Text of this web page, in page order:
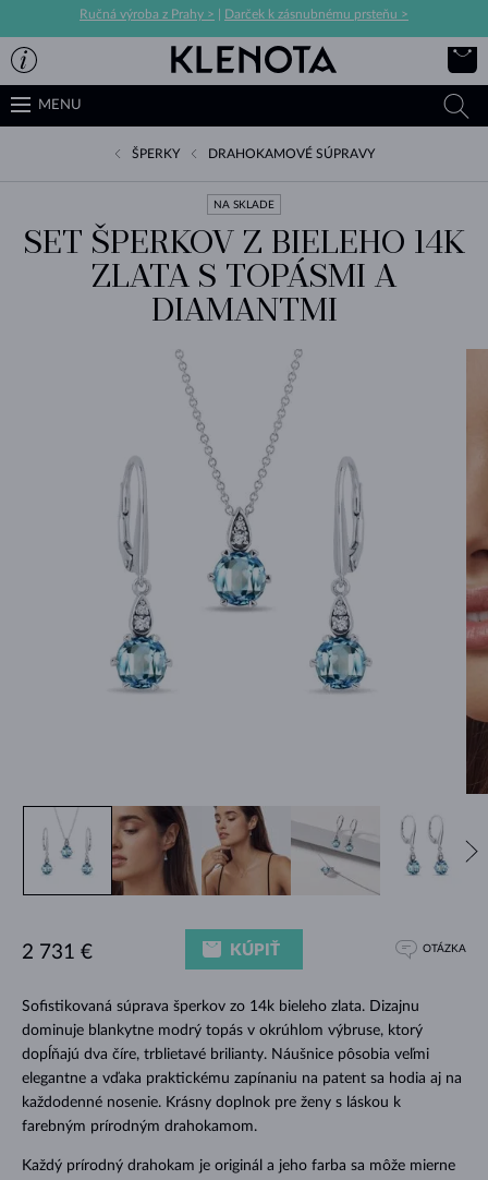
Ručná výroba z Prahy > Darček k zásnubnému prsteňu >
MENU
ŠPERKY DRAHOKAMOVÉ SÚPRAVY
NA SKLADE
SET ŠPERKOV Z BIELEHO 14K
ZLATA S TOPÁSMI A
DIAMANTMI
Sofistikovaná súprava šperkov zo 14k bieleho zlata. Dizajnu
dominuje blankytne modrý topás v okrúhlom výbruse, ktorý
dopĺňajú dva číre, trblietavé brilianty. Náušnice pôsobia veľmi
elegantne a vďaka praktickému zapínaniu na patent sa hodia aj na
každodenné nosenie. Krásny doplnok pre ženy s láskou k
farebným prírodným drahokamom.
Každý prírodný drahokam je originál a jeho farba sa môže mierne
2 731 € KÚPIŤ OTÁZKA